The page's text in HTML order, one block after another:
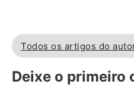
Todos os artigos do
Deixe o primeiro